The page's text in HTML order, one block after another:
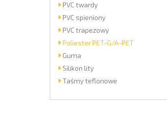
PVC twardy
PVC spieniony
PVC trapezowy
Poliester PET-G/A-PET
Guma
Silikon lity
Taśmy teflonowe